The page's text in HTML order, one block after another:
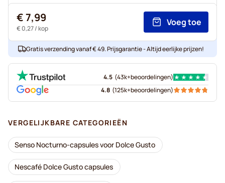
€ 7,99
€ 0,27/ kop
Voeg toe
Gratis verzending vanaf € 49. Prijsgarantie - Altijd eerlijke prijzen!
4.5 (43k+beoordelingen)
4.8 (125k+beoordelingen)
VERGELIJKBARE CATEGORIEËN
Senso Nocturno-capsules voor Dolce Gusto
Nescafé Dolce Gusto capsules